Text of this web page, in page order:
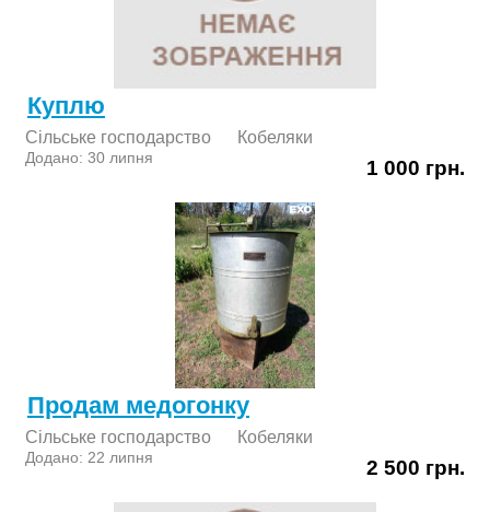
Куплю
Сільське господарство Кобеляки
Додано: 30 липня 1 000 грн.
Продам медогонку
Сільське господарство Кобеляки
Додано: 22 липня 2 500 грн.